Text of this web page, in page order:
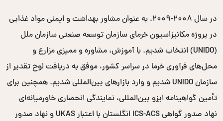
در سال ۲۰۰۸-۲۰۰۹، به عنوان مشاور بهداشت و ایمنی مواد غذایی
در پروژه مکانیزاسیون خرمای سازمان توسعه صنعتی سازمان ملل
(UNIDO) انتخاب شدیم. با آموزش، مشاوره و ممیزی مزارع و
محل‌های فرآوری خرما در سراسر کشور، موفق به دریافت لوح تقدیر از
سازمان UNIDO شدیم و وارد بازارهای بین‌المللی شدیم. همچنین برای
تأمین گواهینامه ایزو بین‌المللی، نمایندگی انحصاری خاورمیانه‌ای
نهاد صدور گواهی ICS-ACS انگلستان با اعتبار UKAS و نهاد صدور